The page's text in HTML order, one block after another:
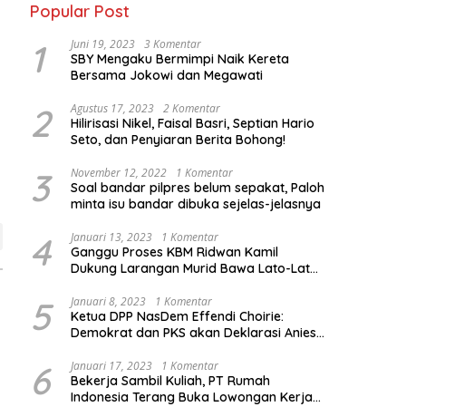
Popular Post
1 Juni 19, 2023 3 Komentar
SBY Mengaku Bermimpi Naik Kereta
Bersama Jokowi dan Megawati
2 Agustus 17, 2023 2 Komentar
Hilirisasi Nikel, Faisal Basri, Septian Hario
Seto, dan Penyiaran Berita Bohong!
3 November 12, 2022 1 Komentar
Soal bandar pilpres belum sepakat, Paloh
minta isu bandar dibuka sejelas-jelasnya
4 Januari 13, 2023 1 Komentar
Ganggu Proses KBM Ridwan Kamil
Dukung Larangan Murid Bawa Lato-Lato
5 Januari 8, 2023 1 Komentar
Ketua DPP NasDem Effendi Choirie:
Demokrat dan PKS akan Deklarasi Anies
6 Januari 17, 2023 1 Komentar
Bekerja Sambil Kuliah, PT Rumah
Indonesia Terang Buka Lowongan Kerja